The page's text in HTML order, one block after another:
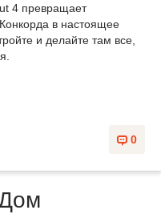
4 превращает
в настоящее
и делайте там все,
0